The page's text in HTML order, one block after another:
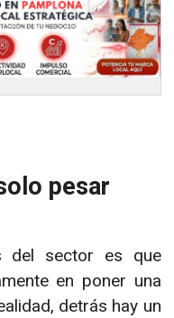
pesar
del sector es que
en poner una
detrás hay un